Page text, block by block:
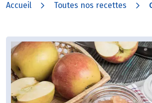
Accueil Toutes nos recettes